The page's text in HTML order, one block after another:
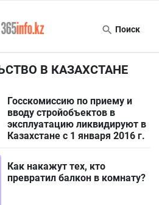
Поиск
В КАЗАХСТАНЕ
Госскомиссию по приему и
вводу стройобъектов в
эксплуатацию ликвидируют в
Казахстане с 1 января 2016 г.
Как накажут тех, кто
превратил балкон в комнату?